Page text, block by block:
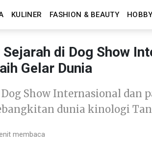
KULINER FASHION & BEAUTY
di Dog Show
Gelar Dunia
Show Internasional dan
dunia kinologi
membaca